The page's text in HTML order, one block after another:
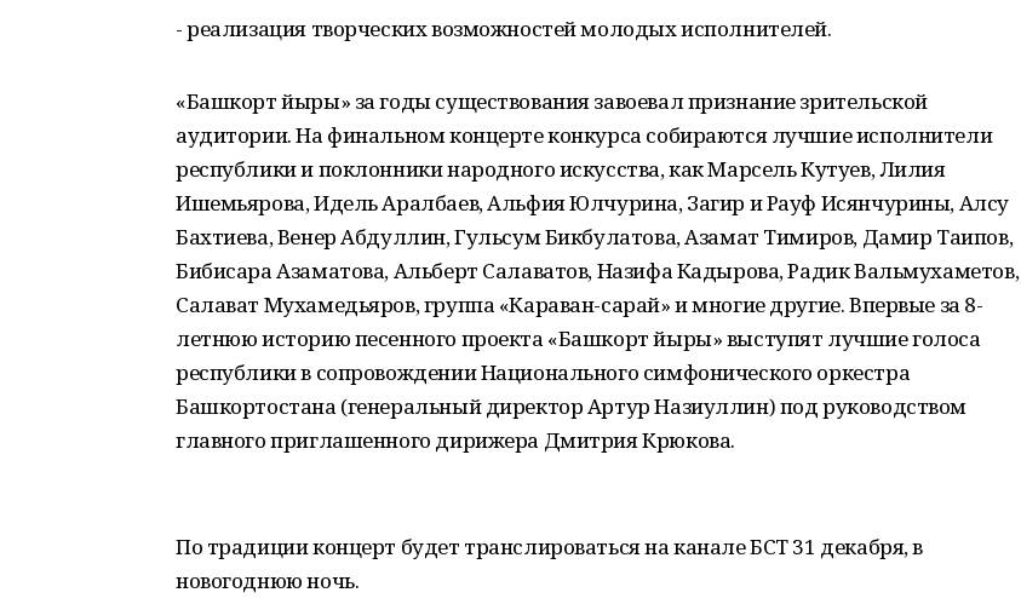
- реализация творческих возможностей молодых исполнителей.
«Башкорт йыры» за годы существования завоевал признание зрительской
аудитории. На финальном концерте конкурса собираются лучшие исполнители
республики и поклонники народного искусства, как Марсель Кутуев, Лилия
Ишемьярова, Идель Аралбаев, Альфия Юлчурина, Загир и Рауф Исянчурины, Алсу
Бахтиева, Венер Абдуллин, Гульсум Бикбулатова, Азамат Тимиров, Дамир Таипов,
Бибисара Азаматова, Альберт Салаватов, Назифа Кадырова, Радик Вальмухаметов,
Салават Мухамедьяров, группа «Караван-сарай» и многие другие. Впервые за 8-
летнюю историю песенного проекта «Башкорт йыры» выступят лучшие голоса
республики в сопровождении Национального симфонического оркестра
Башкортостана (генеральный директор Артур Назиуллин) под руководством
главного приглашенного дирижера Дмитрия Крюкова.
По традиции концерт будет транслироваться на канале БСТ 31 декабря, в
новогоднюю ночь.